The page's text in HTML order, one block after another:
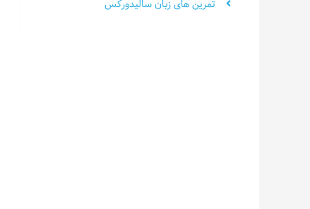
تمرین های زبان سالیدورکس